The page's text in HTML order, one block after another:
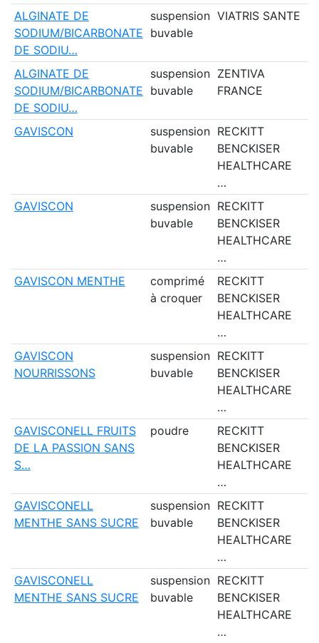
ALGINATE DE
SODIUM/BICARBONATE
DE SODIU…
suspension
buvable
VIATRIS SANTE
ALGINATE DE
SODIUM/BICARBONATE
DE SODIU…
suspension
buvable
ZENTIVA
FRANCE
GAVISCON
suspension
buvable
RECKITT
BENCKISER
HEALTHCARE
…
GAVISCON
suspension
buvable
RECKITT
BENCKISER
HEALTHCARE
…
GAVISCON MENTHE
comprimé
à croquer
RECKITT
BENCKISER
HEALTHCARE
…
GAVISCON
NOURRISSONS
suspension
buvable
RECKITT
BENCKISER
HEALTHCARE
…
GAVISCONELL FRUITS
DE LA PASSION SANS
S…
poudre
RECKITT
BENCKISER
HEALTHCARE
…
GAVISCONELL
MENTHE SANS SUCRE
suspension
buvable
RECKITT
BENCKISER
HEALTHCARE
…
GAVISCONELL
MENTHE SANS SUCRE
suspension
buvable
RECKITT
BENCKISER
HEALTHCARE
…